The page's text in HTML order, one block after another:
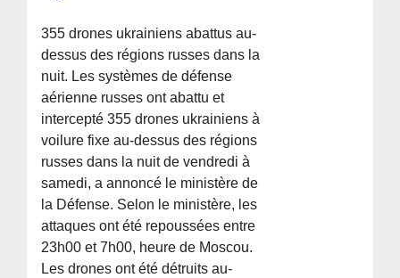
355 drones ukrainiens abattus au-
dessus des régions russes dans la
nuit. Les systèmes de défense
aérienne russes ont abattu et
intercepté 355 drones ukrainiens à
voilure fixe au-dessus des régions
russes dans la nuit de vendredi à
samedi, a annoncé le ministère de
la Défense. Selon le ministère, les
attaques ont été repoussées entre
23h00 et 7h00, heure de Moscou.
Les drones ont été détruits au-